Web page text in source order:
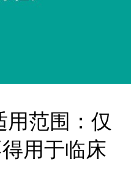
范围：仅
用于临床